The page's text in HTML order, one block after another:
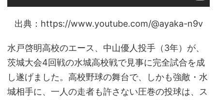
出典：https://www.youtube.com/@ayaka-n9v
水戸啓明高校のエース、中山優人投手（3年）が、
茨城大会4回戦の水城高校戦で見事に完全試合を成
し遂げました。高校野球の舞台で、しかも強敵・水
城相手に、一人の走者も許さない圧巻の投球は、ス